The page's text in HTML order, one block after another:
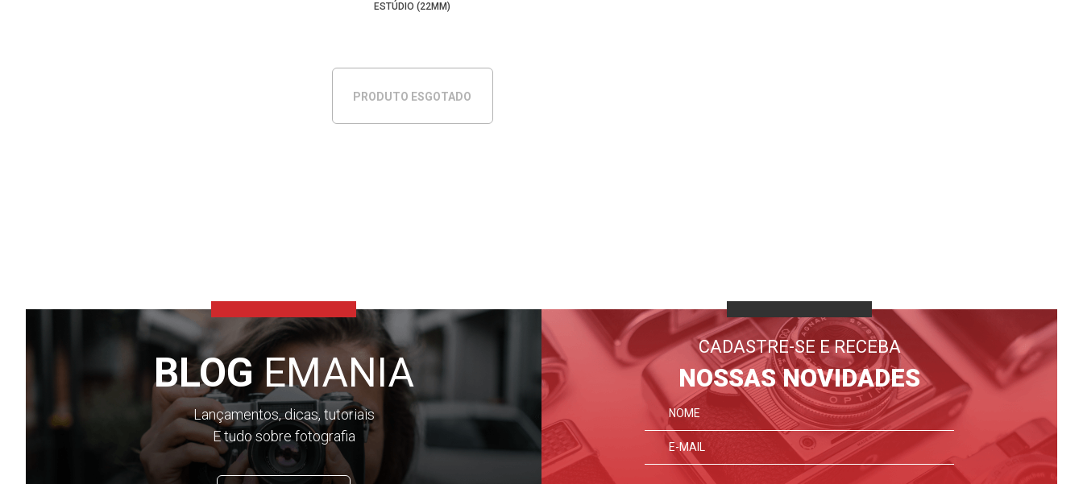
ESTÚDIO (22MM)
PRODUTO ESGOTADO
BLOGEMANIA
Lançamentos, dicas, tutoriais
E tudo sobre fotografia
CADASTRE-SE E RECEBA
NOSSAS NOVIDADES